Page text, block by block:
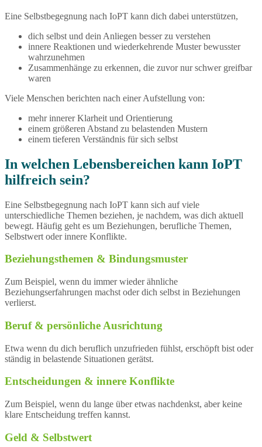
Eine Selbstbegegnung nach IoPT kann dich dabei unterstützen,
dich selbst und dein Anliegen besser zu verstehen
innere Reaktionen und wiederkehrende Muster bewusster
wahrzunehmen
Zusammenhänge zu erkennen, die zuvor nur schwer greifbar
waren
Viele Menschen berichten nach einer Aufstellung von:
mehr innerer Klarheit und Orientierung
einem größeren Abstand zu belastenden Mustern
einem tieferen Verständnis für sich selbst
In welchen Lebensbereichen kann IoPT
hilfreich sein?
Eine Selbstbegegnung nach IoPT kann sich auf viele
unterschiedliche Themen beziehen, je nachdem, was dich aktuell
bewegt. Häufig geht es um Beziehungen, berufliche Themen,
Selbstwert oder innere Konflikte.
Beziehungsthemen & Bindungsmuster
Zum Beispiel, wenn du immer wieder ähnliche
Beziehungserfahrungen machst oder dich selbst in Beziehungen
verlierst.
Beruf & persönliche Ausrichtung
Etwa wenn du dich beruflich unzufrieden fühlst, erschöpft bist oder
ständig in belastende Situationen gerätst.
Entscheidungen & innere Konflikte
Zum Beispiel, wenn du lange über etwas nachdenkst, aber keine
klare Entscheidung treffen kannst.
Geld & Selbstwert